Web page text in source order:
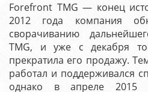
Forefront TMG — конец
2012 года компания
сворачиванию
TMG, и уже с декабря
прекратила его продажу.
работал и поддерживался
однако в апреле 2015